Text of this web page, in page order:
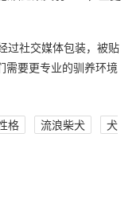
过社交媒体包装，被贴
需要更专业的驯养环境
格 流浪柴犬
犬